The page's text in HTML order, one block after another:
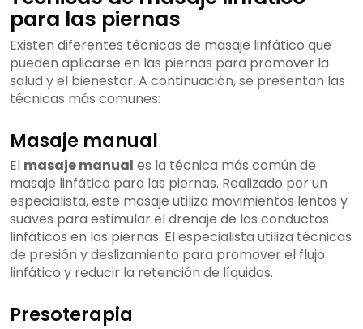
para las piernas
Existen diferentes técnicas de masaje linfático que
pueden aplicarse en las piernas para promover la
salud y el bienestar. A continuación, se presentan las
técnicas más comunes:
Masaje manual
El masaje manual es la técnica más común de
masaje linfático para las piernas. Realizado por un
especialista, este masaje utiliza movimientos lentos y
suaves para estimular el drenaje de los conductos
linfáticos en las piernas. El especialista utiliza técnicas
de presión y deslizamiento para promover el flujo
linfático y reducir la retención de líquidos.
Presoterapia